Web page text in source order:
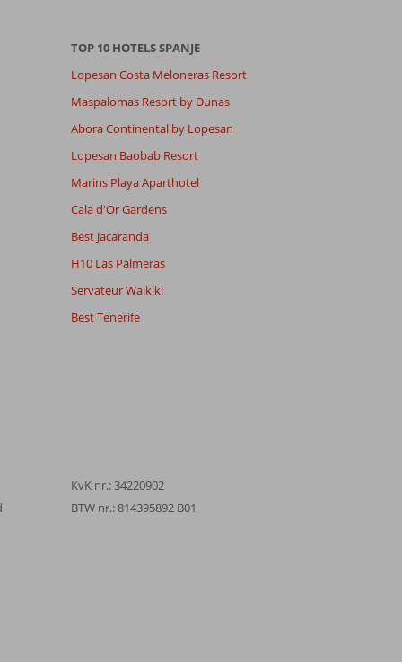
TOP 10 HOTELS SPANJE
Lopesan Costa Meloneras Resort
Maspalomas Resort by Dunas
Abora Continental by Lopesan
Lopesan Baobab Resort
Marins Playa Aparthotel
Cala d'Or Gardens
Best Jacaranda
H10 Las Palmeras
Servateur Waikiki
Best Tenerife
KvK nr.: 34220902
BTW nr.: 814395892 B01